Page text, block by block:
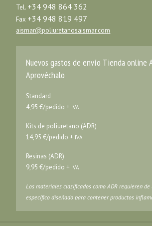
Tel. +34 948 864 362
Fax +34 948 819 497
aismar@poliuretanosaismar.com
Nuevos gastos de envío Tienda online
Aprovéchalo
Standard
4,95 €/pedido + IVA
Kits de poliuretano (ADR)
14,95 €/pedido + IVA
Resinas (ADR)
9,95 €/pedido + IVA
Los materiales clasificados como ADR requieren
específico diseñado para contener productos